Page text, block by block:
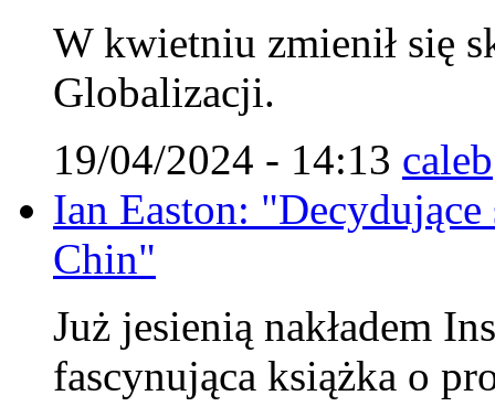
W kwietniu zmienił się
Globalizacji.
19/04/2024 - 14:13 caleb
Ian Easton:
Chin"
Już jesienią nakładem
fascynująca książka o